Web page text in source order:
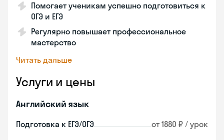
Помогает ученикам успешно подготовиться к
ОГЭ и ЕГЭ
Регулярно повышает профессиональное
мастерство
Читать дальше
Услуги и цены
Английский язык
Подготовка к ЕГЭ/ОГЭ от 1880 ₽ / урок